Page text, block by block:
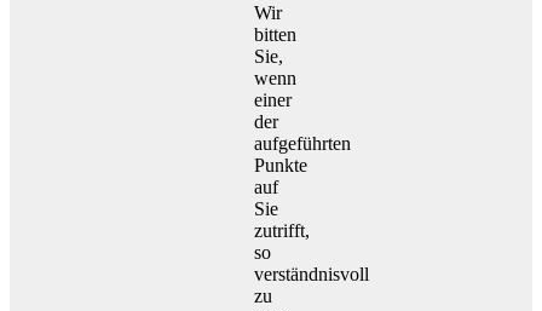
Wir
bitten
Sie,
wenn
einer
der
aufgeführten
Punkte
auf
Sie
zutrifft,
so
verständnisvoll
zu